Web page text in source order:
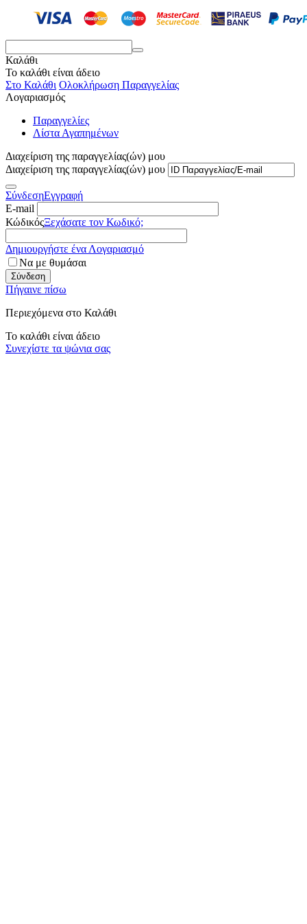
Καλάθι
Το καλάθι είναι άδειο
Στο Καλάθι Ολοκλήρωση Παραγγελίας
Λογαριασμός
Παραγγελίες
Λίστα Αγαπημένων
Διαχείριση της παραγγελίας(ών) μου
Διαχείριση της παραγγελίας(ών) μου
ΣύνδεσηΕγγραφή
E-mail
ΚώδικόςΞεχάσατε τον Κωδικό;
Δημιουργήστε ένα Λογαριασμό
Να με θυμάσαι
Σύνδεση
Πήγαινε πίσω
Περιεχόμενα στο Καλάθι
Το καλάθι είναι άδειο
Συνεχίστε τα ψώνια σας